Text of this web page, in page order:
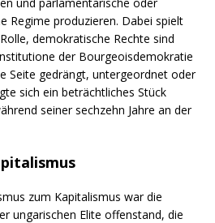
Regime produzieren. Dabei spielt
demokratische Rechte sind
der Bourgeoisdemokratie
Seite gedrängt, untergeordnet oder
sich ein beträchtliches Stück
seiner sechzehn Jahre an der
zum Kapitalismus war die
ungarischen Elite offenstand, die